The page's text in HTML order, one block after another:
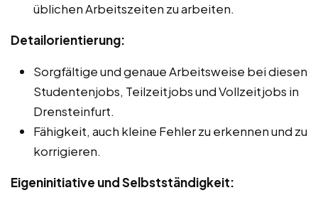
üblichen Arbeitszeiten zu arbeiten.
Detailorientierung:
Sorgfältige und genaue Arbeitsweise bei diesen
Studentenjobs, Teilzeitjobs und Vollzeitjobs in
Drensteinfurt.
Fähigkeit, auch kleine Fehler zu erkennen und zu
korrigieren.
Eigeninitiative und Selbstständigkeit: